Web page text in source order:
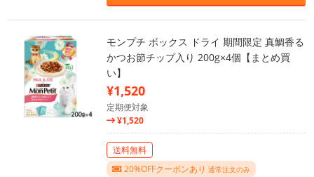
モンプチ ボックス ドライ 期間限定 真鯛香る
かつお節チップ入り 200g×4個【まとめ買
い】
¥1,520
定期便対象
¥1,520
送料無料
20%OFFクーポンあり 通常注文のみ